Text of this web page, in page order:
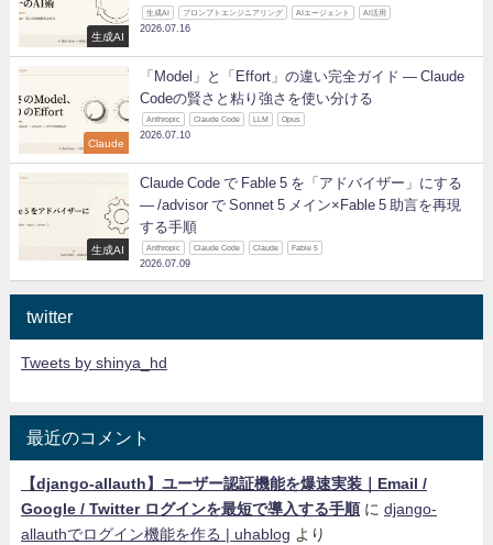
生成AI
生成AI プロンプトエンジニアリング AIエージェント AI活用
2026.07.16
Claude
「Model」と「Effort」の違い完全ガイド ― Claude
Codeの賢さと粘り強さを使い分ける
Anthropic Claude Code LLM Opus
2026.07.10
生成AI
Claude Code で Fable 5 を「アドバイザー」にする
— /advisor で Sonnet 5 メイン×Fable 5 助言を再現
する手順
Anthropic Claude Code Claude Fable 5
2026.07.09
twitter
Tweets by shinya_hd
最近のコメント
【django-allauth】ユーザー認証機能を爆速実装｜Email /
Google / Twitter ログインを最短で導入する手順 に django-
allauthでログイン機能を作る | uhablog より